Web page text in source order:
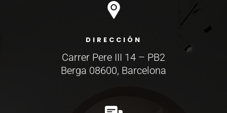
DIRECCIÓN
Carrer Pere III 14 – PB2
Berga 08600, Barcelona